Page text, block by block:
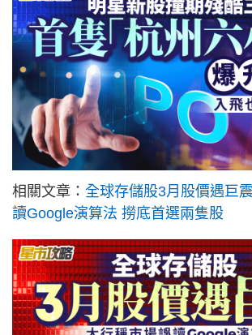
相關文章： 全球存儲股3月股價遇巨
讀Google演算法 撈底首選兩隻股